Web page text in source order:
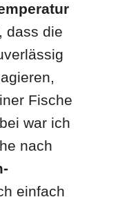
dass die
Fische
war ich
nach
einfach